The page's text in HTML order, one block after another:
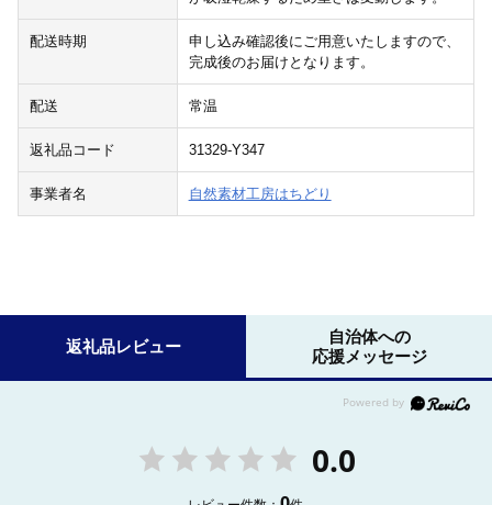
配送時期
申し込み確認後にご用意いたしますので、
完成後のお届けとなります。
配送 常温
返礼品コード 31329-Y347
事業者名 自然素材工房はちどり
返礼品レビュー
自治体への
応援メッセージ
0.0